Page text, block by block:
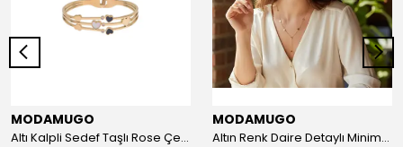
MODAMUGO
Altı Kalpli Sedef Taşlı Rose Çelik Kelepçe Bileklik
MODAMUGO
Altın Renk Daire Detaylı Minimal Y Çelik Kolye